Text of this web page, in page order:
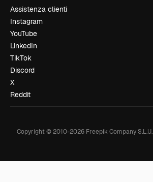
Assistenza clienti
Instagram
YouTube
LinkedIn
TikTok
Discord
X
Reddit
Copyright © 2010-2026Freepik Company S.L.U.